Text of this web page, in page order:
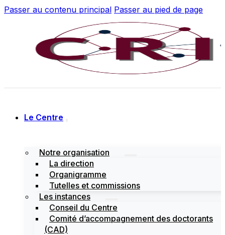
Passer au contenu principal Passer au pied de page
Le Centre
Notre organisation
La direction
Organigramme
Tutelles et commissions
Les instances
Conseil du Centre
Comité d’accompagnement des doctorants
(CAD)